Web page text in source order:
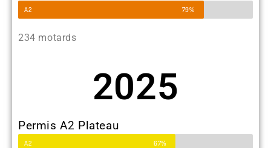
A2 79%
234 motards
2025
Permis A2 Plateau
A2 67%